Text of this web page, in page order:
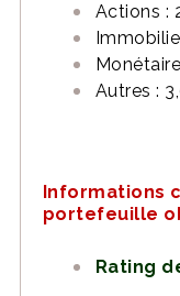
Actions :
Autres :
Informations
portefeuille
Rating